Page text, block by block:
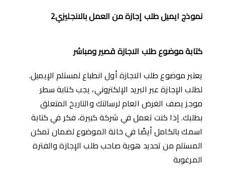
نموذج ايميل طلب إجازة من العمل بالانجليزي2
كتابة موضوعطلب الاجازةقصير ومباشر
يعتبر موضوع طلب الاجازة أول انطباع لمستلم اﻹيميل.
لطلب الإجازة عبر البريد الإلكتروني، يجب كتابة سطر
موجز يصف الغرض العام لرسالتك والتاريخ المتعلق
بطلبك. إذا كنت تعمل في شركة كبيرة، فكر في كتابة
اسمك بالكامل أيضًا في خانة الموضوع لضمان تمكن
المستلم من تحديد هوية صاحب طلب الإجازة والفترة
المرغوبة